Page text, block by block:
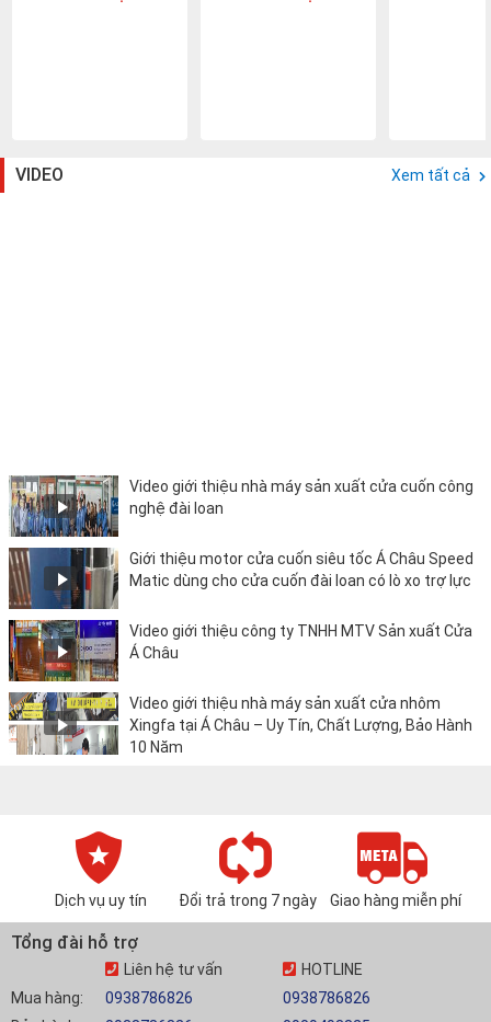
VIDEO Xem tất cả
Video giới thiệu nhà máy sản xuất cửa cuốn công
nghệ đài loan
Giới thiệu motor cửa cuốn siêu tốc Á Châu Speed
Matic dùng cho cửa cuốn đài loan có lò xo trợ lực
Video giới thiệu công ty TNHH MTV Sản xuất Cửa
Á Châu
Video giới thiệu nhà máy sản xuất cửa nhôm
Xingfa tại Á Châu – Uy Tín, Chất Lượng, Bảo Hành
10 Năm
Dịch vụ uy tín Đổi trả trong 7 ngày Giao hàng miễn phí
Tổng đài hỗ trợ
Mua hàng:
Liên hệ tư vấn
0938786826
HOTLINE
0938786826